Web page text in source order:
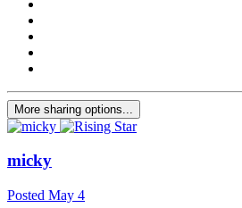
More sharing options...
micky
Posted May 4